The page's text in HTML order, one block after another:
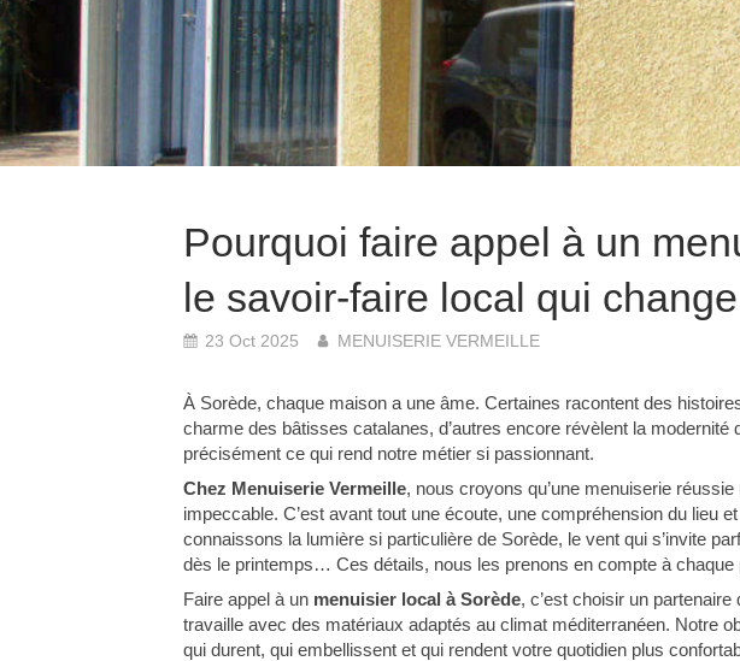
Pourquoi faire appel à un
le savoir-faire local qui
23 Oct 2025 MENUISERIE VERMEILLE
À Sorède, chaque maison a une âme. Certaines racontent des
charme des bâtisses catalanes, d’autres encore révèlent la modernité
précisément ce qui rend notre métier si passionnant.
Chez Menuiserie Vermeille, nous croyons qu’une menuiserie
impeccable. C’est avant tout une écoute, une compréhension du lieu
connaissons la lumière si particulière de Sorède, le vent qui s’invite
dès le printemps… Ces détails, nous les prenons en compte à chaque
Faire appel à un menuisier local à Sorède, c’est choisir un
travaille avec des matériaux adaptés au climat méditerranéen. Notre
qui durent, qui embellissent et qui rendent votre quotidien plus